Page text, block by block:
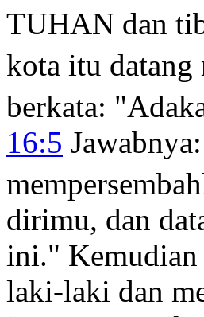
TUHAN dan
kota itu datang
berkata:
16:5
dirimu, dan
ini." Kemudian
laki-laki dan